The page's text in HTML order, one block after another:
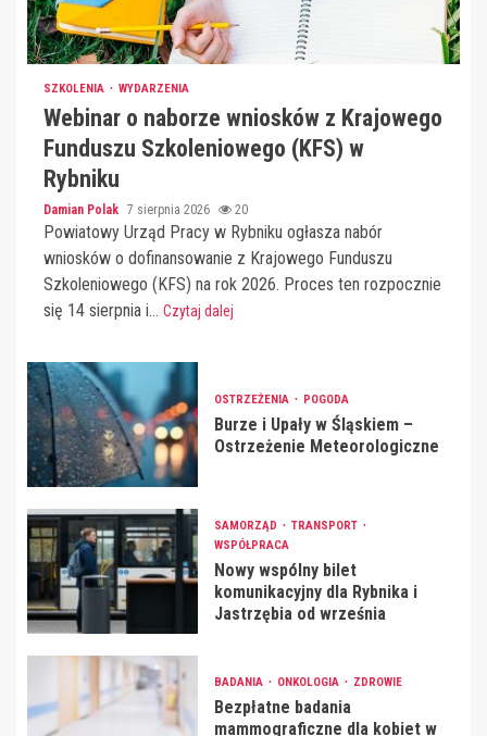
SZKOLENIA WYDARZENIA
Webinar o naborze wniosków z Krajowego
Funduszu Szkoleniowego (KFS) w
Rybniku
Damian Polak 7 sierpnia 2026 20
Powiatowy Urząd Pracy w Rybniku ogłasza nabór
wniosków o dofinansowanie z Krajowego Funduszu
Szkoleniowego (KFS) na rok 2026. Proces ten rozpocznie
się 14 sierpnia i... Czytaj dalej
OSTRZEŻENIA POGODA
Burze i Upały w Śląskiem –
Ostrzeżenie Meteorologiczne
SAMORZĄD
TRANSPORT
WSPÓŁPRACA
Nowy wspólny bilet
komunikacyjny dla Rybnika i
Jastrzębia od września
BADANIA ONKOLOGIA ZDROWIE
Bezpłatne badania
mammograficzne dla kobiet w